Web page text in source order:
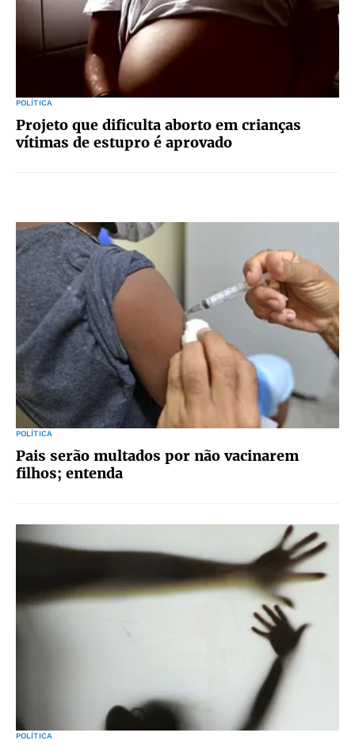
POLÍTICA
Projeto que dificulta aborto em crianças
vítimas de estupro é aprovado
POLÍTICA
Pais serão multados por não vacinarem
filhos; entenda
POLÍTICA